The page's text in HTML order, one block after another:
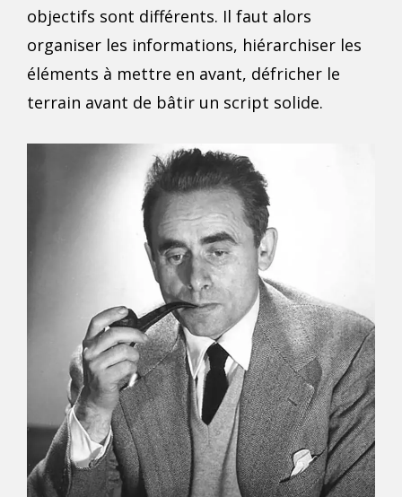
objectifs sont différents. Il faut alors
organiser les informations, hiérarchiser les
éléments à mettre en avant, défricher le
terrain avant de bâtir un script solide.